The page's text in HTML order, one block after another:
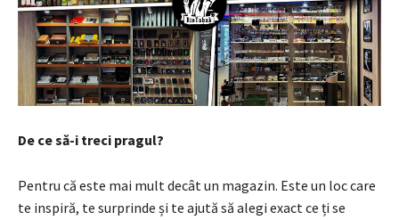
De ce să-i treci pragul?
Pentru că este mai mult decât un magazin. Este un loc care
te inspiră, te surprinde și te ajută să alegi exact ce ți se